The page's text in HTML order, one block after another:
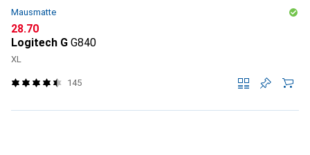
Mausmatte
CHF
28.70
Logitech G G840
XL
145